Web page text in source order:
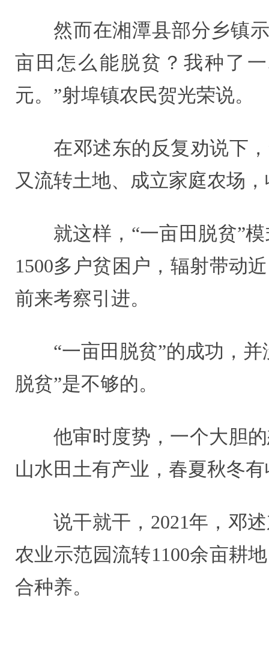
然而在湘潭县部分乡镇
亩田怎么能脱贫？我种了
元。”射埠镇农民贺光荣说。
在邓述东的反复劝说下
又流转土地、成立家庭农场
就这样，“一亩田脱贫”
1500多户贫困户，辐射带动
前来考察引进。
“一亩田脱贫”的成功，
脱贫”是不够的。
他审时度势，一个大胆
山水田土有产业，春夏秋冬
说干就干，2021年，邓
农业示范园流转1100余亩耕
合种养。